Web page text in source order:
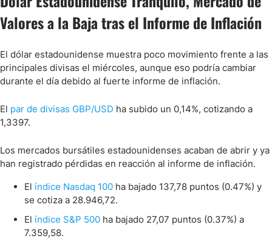
Valores a la Baja tras el Informe de Inflación
El dólar estadounidense muestra poco movimiento frente a las
principales divisas el miércoles, aunque eso podría cambiar
durante el día debido al fuerte informe de inflación.
El par de divisas GBP/USD ha subido un 0,14%, cotizando a
1,3397.
Los mercados bursátiles estadounidenses acaban de abrir y ya
han registrado pérdidas en reacción al informe de inflación.
El índice Nasdaq 100 ha bajado 137,78 puntos (0.47%) y
se cotiza a 28.946,72.
El índice S&P 500 ha bajado 27,07 puntos (0.37%) a
7.359,58.